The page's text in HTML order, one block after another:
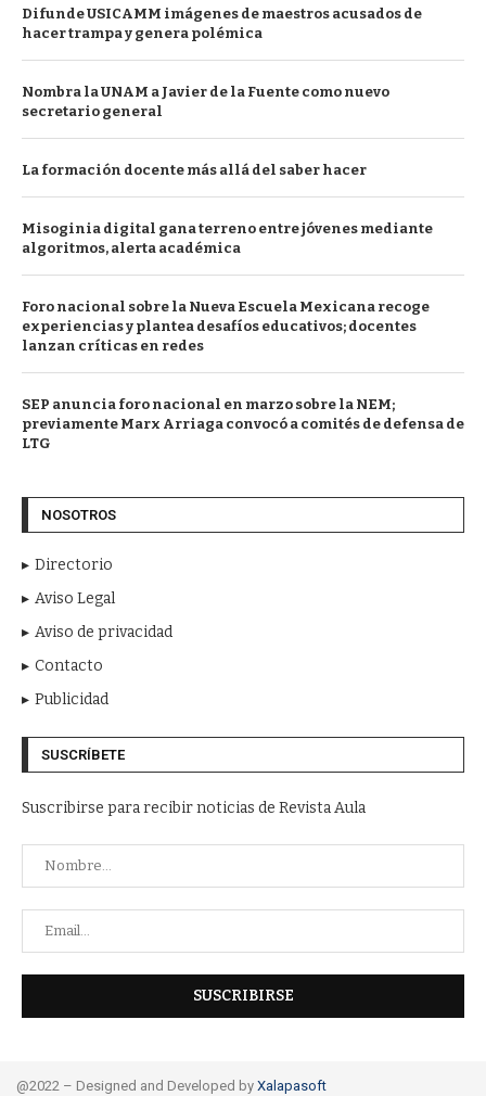
Difunde USICAMM imágenes de maestros acusados de
hacer trampa y genera polémica
Nombra la UNAM a Javier de la Fuente como nuevo
secretario general
La formación docente más allá del saber hacer
Misoginia digital gana terreno entre jóvenes mediante
algoritmos, alerta académica
Foro nacional sobre la Nueva Escuela Mexicana recoge
experiencias y plantea desafíos educativos; docentes
lanzan críticas en redes
SEP anuncia foro nacional en marzo sobre la NEM;
previamente Marx Arriaga convocó a comités de defensa de
LTG
NOSOTROS
Directorio
Aviso Legal
Aviso de privacidad
Contacto
Publicidad
SUSCRÍBETE
Suscribirse para recibir noticias de Revista Aula
@2022 – Designed and Developed by Xalapasoft